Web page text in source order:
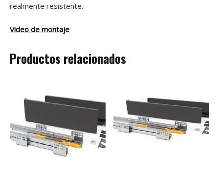
realmente resistente.
Video de montaje
Productos relacionados